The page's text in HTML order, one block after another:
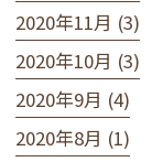
2020年11月 (3)
2020年10月 (3)
2020年9月 (4)
2020年8月 (1)